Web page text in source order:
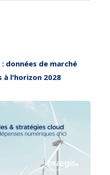
données de marché
à l'horizon 2028